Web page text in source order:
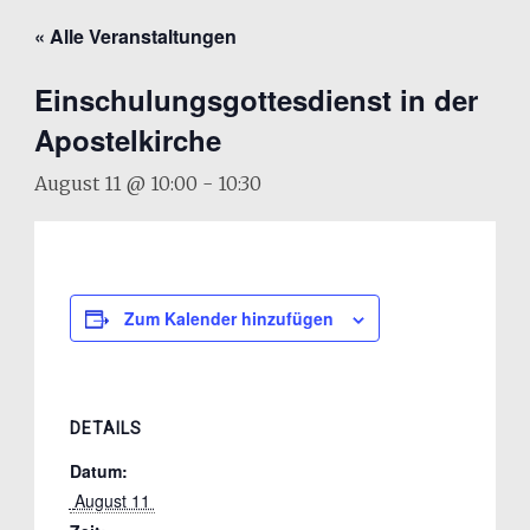
« Alle Veranstaltungen
Einschulungsgottesdienst in der
Apostelkirche
August 11 @ 10:00 - 10:30
Zum Kalender hinzufügen
DETAILS
Datum:
August 11